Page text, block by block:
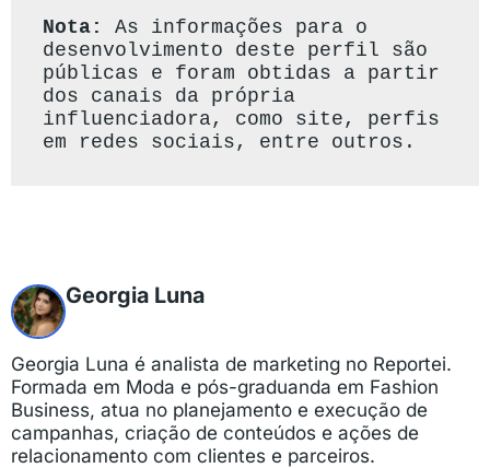
Nota: As informações para o
desenvolvimento deste perfil são
públicas e foram obtidas a partir
dos canais da própria
influenciadora, como site, perfis
em redes sociais, entre outros.
Georgia Luna
Georgia Luna é analista de marketing no Reportei.
Formada em Moda e pós-graduanda em Fashion
Business, atua no planejamento e execução de
campanhas, criação de conteúdos e ações de
relacionamento com clientes e parceiros.